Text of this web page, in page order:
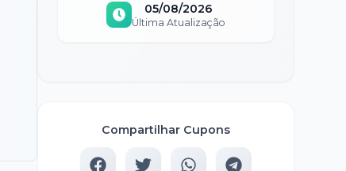
05/08/2026
Última Atualização
Compartilhar Cupons